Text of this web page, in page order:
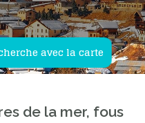
avec la carte
de la mer, fous